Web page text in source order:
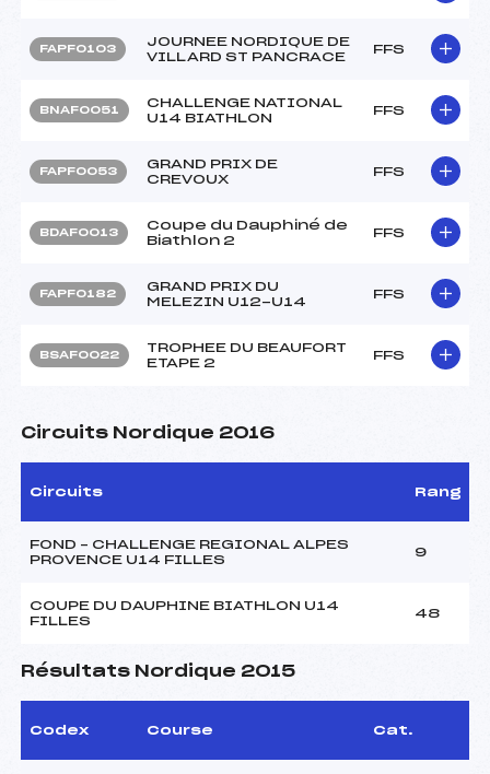
FAPF0103
JOURNEE NORDIQUE DE
VILLARD ST PANCRACE
FFS
BNAF0051
CHALLENGE NATIONAL
U14 BIATHLON
FFS
FAPF0053
GRAND PRIX DE
CREVOUX
FFS
BDAF0013
Coupe du Dauphiné de
Biathlon 2
FFS
FAPF0182
GRAND PRIX DU
MELEZIN U12-U14
FFS
BSAF0022
TROPHEE DU BEAUFORT
ETAPE 2
FFS
Circuits Nordique 2016
Circuits Rang
FOND – CHALLENGE REGIONAL ALPES
PROVENCE U14 FILLES
9
COUPE DU DAUPHINE BIATHLON U14
FILLES
48
Résultats Nordique 2015
Codex Course Cat.